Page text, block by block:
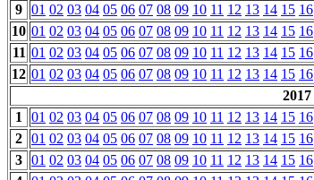
9 01 02 03 04 05 06 07 08 09 10 11 12 13 14 15 16
10 01 02 03 04 05 06 07 08 09 10 11 12 13 14 15 16
11 01 02 03 04 05 06 07 08 09 10 11 12 13 14 15 16
12 01 02 03 04 05 06 07 08 09 10 11 12 13 14 15 16
2017
1
01 02 03 04 05 06 07 08 09 10 11 12 13 14 15 16
2 01 02 03 04 05 06 07 08 09 10 11 12 13 14 15 16
3 01 02 03 04 05 06 07 08 09 10 11 12 13 14 15 16